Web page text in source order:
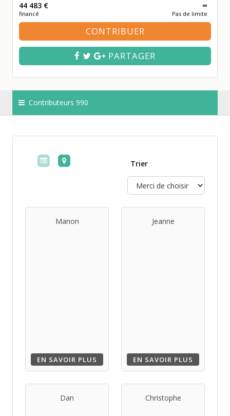
44 483 €
financé
∞
Pas de limite
CONTRIBUER
PARTAGER
Contributeurs 990
Trier
Manon
EN SAVOIR PLUS
Jeanne
EN SAVOIR PLUS
Dan Christophe